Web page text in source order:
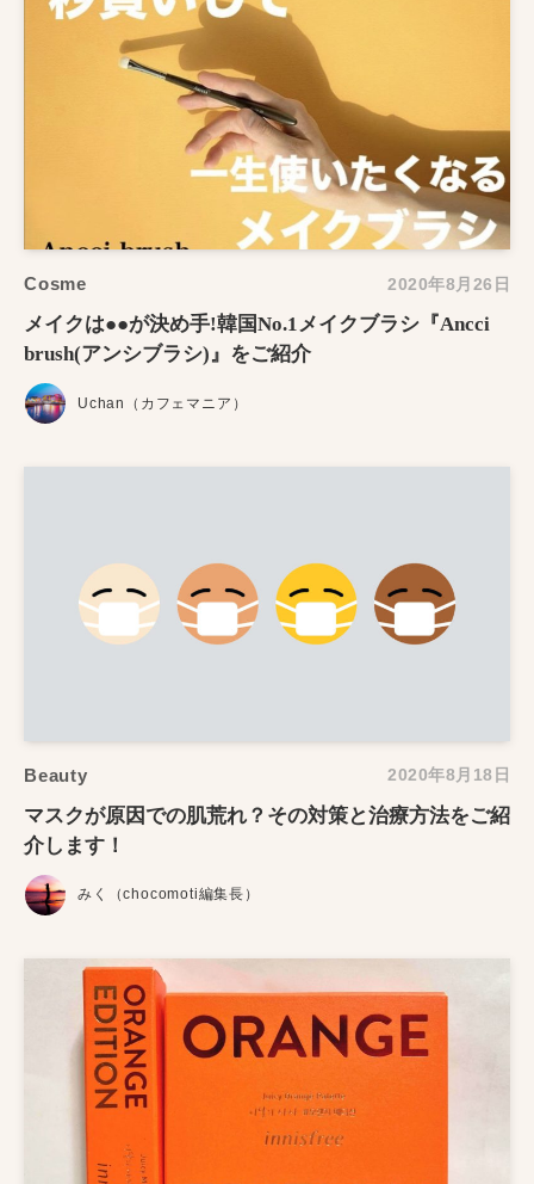
Cosme 2020年8月26日
メイクは●●が決め手!韓国No.1メイクブラシ『Ancci
brush(アンシブラシ)』をご紹介
Uchan（カフェマニア）
Beauty 2020年8月18日
マスクが原因での肌荒れ？その対策と治療方法をご紹
介します！
みく（chocomoti編集長）